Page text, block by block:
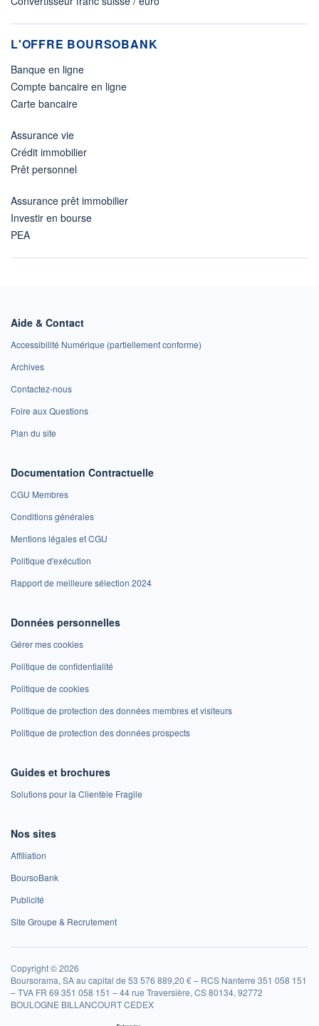
L'OFFRE BOURSOBANK
Banque en ligne
Compte bancaire en ligne
Carte bancaire
Assurance vie
Crédit immobilier
Prêt personnel
Assurance prêt immobilier
Investir en bourse
PEA
Aide & Contact
Accessibilité Numérique (partiellement conforme)
Archives
Contactez-nous
Foire aux Questions
Plan du site
Documentation Contractuelle
CGU Membres
Conditions générales
Mentions légales et CGU
Politique d'exécution
Rapport de meilleure sélection 2024
Données personnelles
Gérer mes cookies
Politique de confidentialité
Politique de cookies
Politique de protection des données membres et visiteurs
Politique de protection des données prospects
Guides et brochures
Solutions pour la Clientèle Fragile
Nos sites
Affiliation
BoursoBank
Publicité
Site Groupe & Recrutement
Copyright © 2026
Boursorama, SA au capital de 53 576 889,20 € – RCS Nanterre 351 058 151
– TVA FR 69 351 058 151 – 44 rue Traversière, CS 80134, 92772
BOULOGNE BILLANCOURT CEDEX